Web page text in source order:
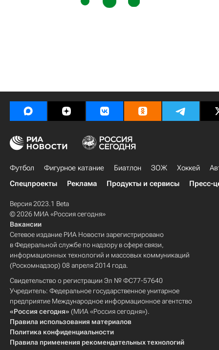
Футбол Фигурное катание Биатлон ЗОЖ Хоккей
Спецпроекты
Реклама Продукты и сервисы Пресс-
Версия 2023.1 Beta
© 2026 МИА «Россия сегодня»
Вакансии
Сетевое издание РИА Новости зарегистрировано
в Федеральной службе по надзору в сфере связи,
информационных технологий и массовых коммуникаций
(Роскомнадзор) 08 апреля 2014 года.
Свидетельство о регистрации Эл № ФС77-57640
Учредитель: Федеральное государственное унитарное
предприятие Международное информационное агентство
«Россия сегодня» (МИА «Россия сегодня»).
Правила использования материалов
Политика конфиденциальности
Правила применения рекомендательных технологий